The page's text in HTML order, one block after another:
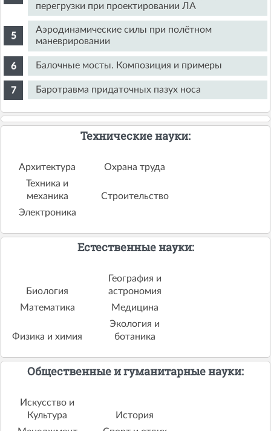
перегрузки при проектировании ЛА
Аэродинамические силы при полётном
маневрировании
Балочные мосты. Композиция и примеры
Баротравма придаточных пазух носа
Технические науки:
Архитектура
Охрана труда
Техника и
механика
Строительство
Электроника
Естественные науки:
Биология
География и
астрономия
Математика
Медицина
Физика и химия
Экология и
ботаника
Общественные и гуманитарные науки:
Искусство и
Культура
История